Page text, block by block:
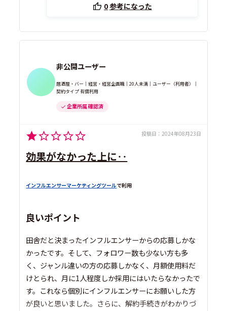
0参考になった
非公開ユーザー
居酒屋・バー｜経営・経営企画職｜20人未満｜ユーザー（利用者）｜
契約タイプ 有償利用
企業所属 確認済
投稿日： 2024年08月23日
効果がなかった上に‥
インフルエンサーマーケティングツールで利用
良いポイント
田舎だと決まったインフルエンサーからの応募しかな
かったです。そして、フォロワー数も少ない方も多
く、ジャンル違いの方の応募しかなく、月額使用料だ
けとられ、月に1人程度しか採用にはいたらなかったで
す。これなら個別にインフルエンサーにお願いした方
が良いと思いました。さらに、解約手続きがわかりづ